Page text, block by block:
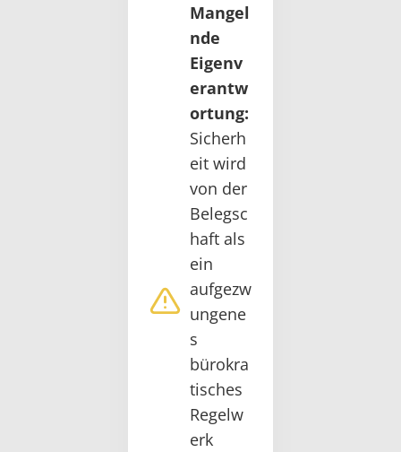
Mangel
nde
Eigenv
erantw
ortung:
Sicherh
eit wird
von der
Belegsc
haft als
ein
aufgezw
ungene
s
bürokra
tisches
Regelw
erk